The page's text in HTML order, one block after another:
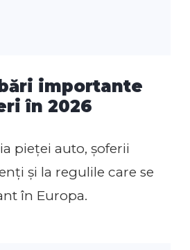
importante
în 2026
pieței auto, șoferii
și la regulile care se
în Europa.